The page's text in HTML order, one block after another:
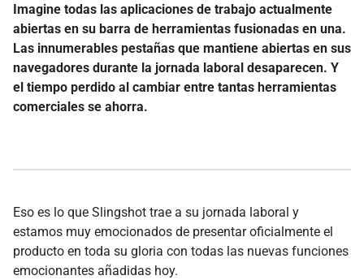
Imagine todas las aplicaciones de trabajo actualmente
abiertas en su barra de herramientas fusionadas en una.
Las innumerables pestañas que mantiene abiertas en sus
navegadores durante la jornada laboral desaparecen. Y
el tiempo perdido al cambiar entre tantas herramientas
comerciales se ahorra.
Eso es lo que Slingshot trae a su jornada laboral y
estamos muy emocionados de presentar oficialmente el
producto en toda su gloria con todas las nuevas funciones
emocionantes añadidas hoy.